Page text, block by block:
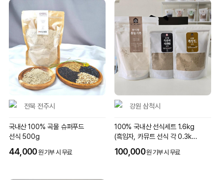
전북 전주시
국내산 100% 곡물 슈퍼푸드
선식 500g
44,000원 기부 시 무료
강원 삼척시
100% 국내산 선식세트 1.6kg
(흑임자, 카뮤트 선식 각 0.3kg
100,000원 기부 시 무료